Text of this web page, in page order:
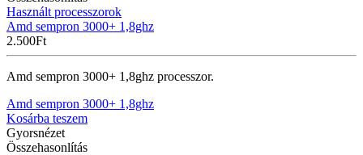
Használt processzorok
Amd sempron 3000+ 1,8ghz
2.500Ft
Amd sempron 3000+ 1,8ghz processzor.
Amd sempron 3000+ 1,8ghz
Kosárba teszem
Gyorsnézet
Összehasonlítás